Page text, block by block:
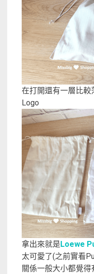
在打開還有一層比較
Logo
拿出來就是 Loewe
太可愛了(之前實看
關係一般大小都覺得